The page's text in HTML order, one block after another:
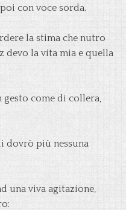
con voce sorda.
la stima che nutro
devo la vita mia e quella
gesto come di collera,
dovrò più nessuna
una viva agitazione,